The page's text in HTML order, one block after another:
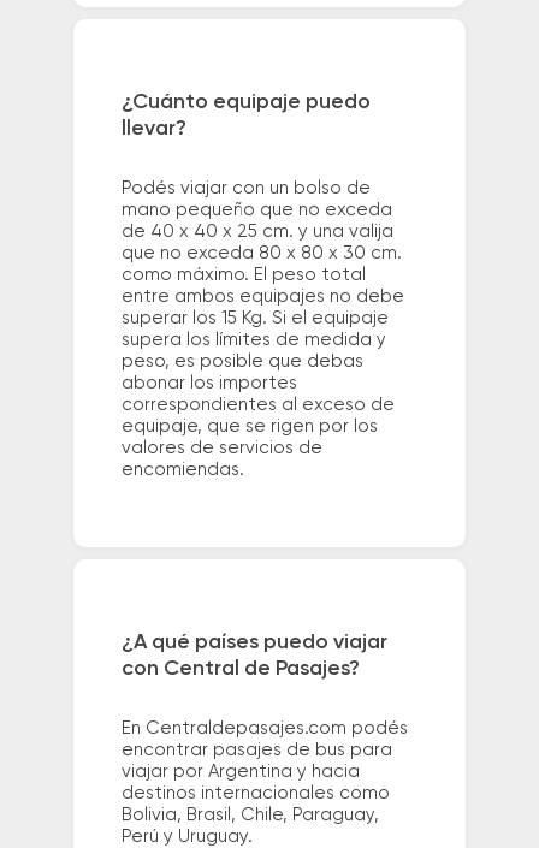
¿Cuánto equipaje puedo
llevar?
Podés viajar con un bolso de
mano pequeño que no exceda
de 40 x 40 x 25 cm. y una valija
que no exceda 80 x 80 x 30 cm.
como máximo. El peso total
entre ambos equipajes no debe
superar los 15 Kg. Si el equipaje
supera los límites de medida y
peso, es posible que debas
abonar los importes
correspondientes al exceso de
equipaje, que se rigen por los
valores de servicios de
encomiendas.
¿A qué países puedo viajar
con Central de Pasajes?
En Centraldepasajes.com podés
encontrar pasajes de bus para
viajar por Argentina y hacia
destinos internacionales como
Bolivia, Brasil, Chile, Paraguay,
Perú y Uruguay.